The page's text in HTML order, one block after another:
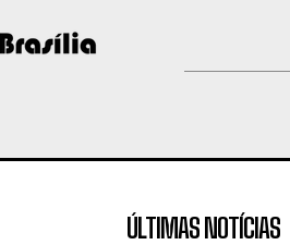
ÚLTIMAS NOTÍCIAS